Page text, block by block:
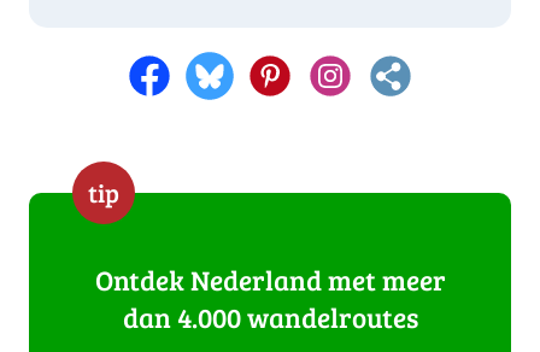
tip
Ontdek Nederland met meer
dan 4.000 wandelroutes